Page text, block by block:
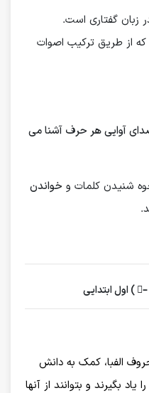
زبان گفتاری است.
که از طریق ترکیب اصوات
آوایی هر حرف آشنا می
شنیدن کلمات و خواندن
–ُ ) اول ابتدایی
الفبا، کمک به دانش
یاد بگیرند و بتوانند از آنها